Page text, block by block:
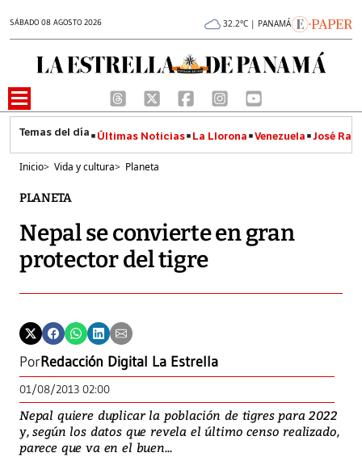
SÁBADO 08 AGOSTO 2026 32.2°C | PANAMÁ
Últimas Noticias La Llorona Venezuela José
Inicio> Vida y cultura> Planeta
PLANETA
Nepal se convierte en gran
protector del tigre
PorRedacción Digital La Estrella
01/08/2013 02:00
Nepal quiere duplicar la población de tigres para 2022
y, según los datos que revela el último censo realizado,
parece que va en el buen...